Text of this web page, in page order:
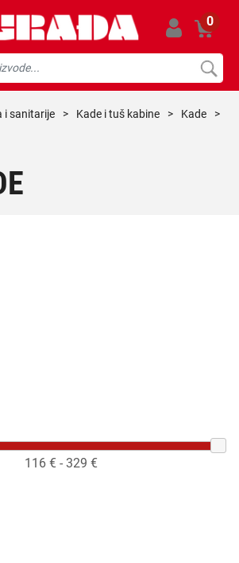
0
i sanitarije > kade i tuš kabine > kade
>
116 € - 329 €